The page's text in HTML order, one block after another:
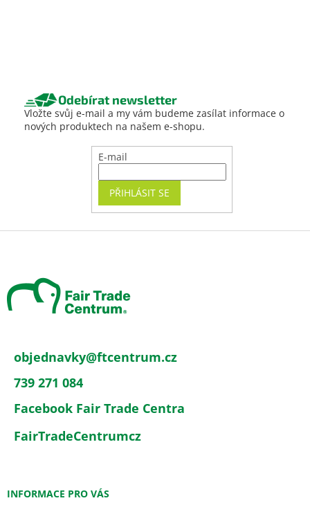
Odebírat newsletter
Vložte svůj e-mail a my vám budeme zasílat informace o
nových produktech na našem e-shopu.
E-mail
PŘIHLÁSIT SE
objednavky@ftcentrum.cz
739 271 084
Facebook Fair Trade Centra
FairTradeCentrumcz
INFORMACE PRO VÁS